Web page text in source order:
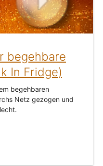
begehbare
In Fridge)
begehbaren
Netz gezogen und